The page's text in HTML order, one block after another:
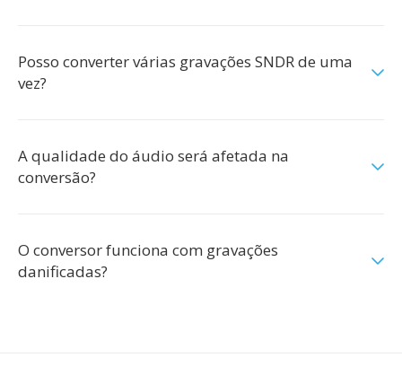
Posso converter várias gravações SNDR de uma
vez?
A qualidade do áudio será afetada na
conversão?
O conversor funciona com gravações
danificadas?